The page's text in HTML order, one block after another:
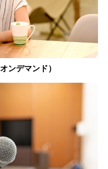
ンデマンド）